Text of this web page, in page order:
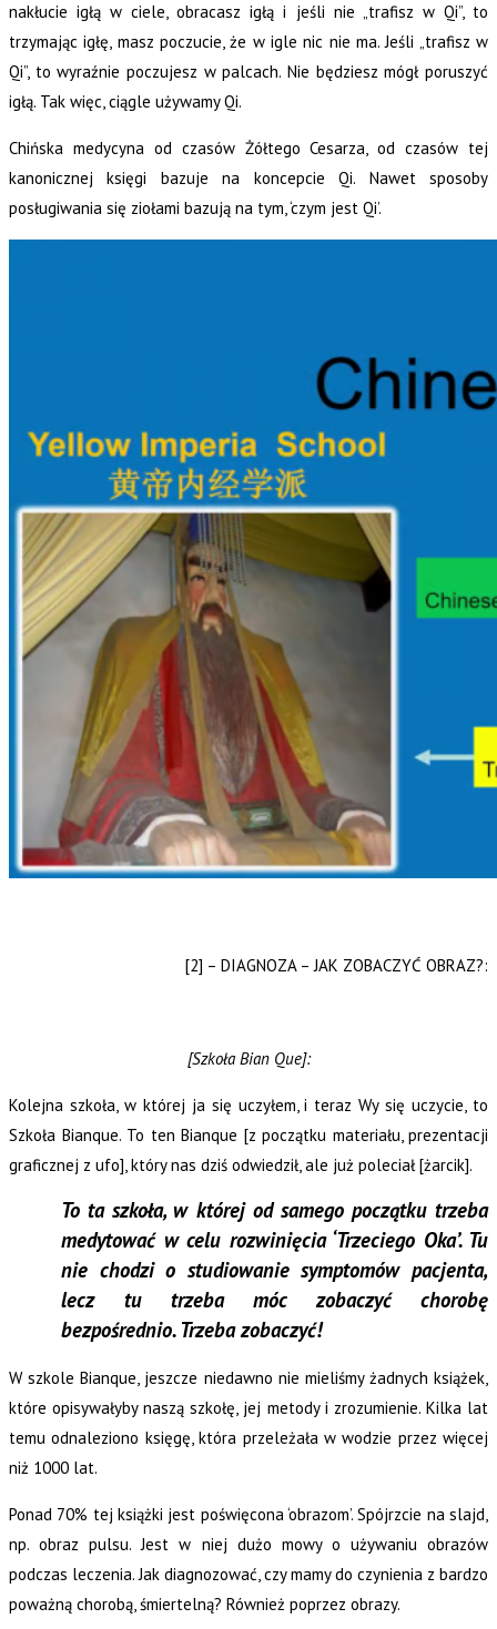
nakłucie igłą w ciele, obracasz igłą i jeśli nie „trafisz w Qi”, to
trzymając igłę, masz poczucie, że w igle nic nie ma. Jeśli „trafisz w
Qi”, to wyraźnie poczujesz w palcach. Nie będziesz mógł poruszyć
igłą. Tak więc, ciągle używamy Qi.
Chińska medycyna od czasów Żółtego Cesarza, od czasów tej
kanonicznej księgi bazuje na koncepcie Qi. Nawet sposoby
posługiwania się ziołami bazują na tym, ‘czym jest Qi’.
[2] – DIAGNOZA – JAK ZOBACZYĆ OBRAZ?:
[Szkoła Bian Que]:
Kolejna szkoła, w której ja się uczyłem, i teraz Wy się uczycie, to
Szkoła Bianque. To ten Bianque [z początku materiału, prezentacji
graficznej z ufo], który nas dziś odwiedził, ale już poleciał [żarcik].
To ta szkoła, w której od samego początku trzeba
medytować w celu rozwinięcia ‘Trzeciego Oka’. Tu
nie chodzi o studiowanie symptomów pacjenta,
lecz tu trzeba móc zobaczyć chorobę
bezpośrednio. Trzeba zobaczyć!
W szkole Bianque, jeszcze niedawno nie mieliśmy żadnych książek,
które opisywałyby naszą szkołę, jej metody i zrozumienie. Kilka lat
temu odnaleziono księgę, która przeleżała w wodzie przez więcej
niż 1000 lat.
Ponad 70% tej książki jest poświęcona ‘obrazom’. Spójrzcie na slajd,
np. obraz pulsu. Jest w niej dużo mowy o używaniu obrazów
podczas leczenia. Jak diagnozować, czy mamy do czynienia z bardzo
poważną chorobą, śmiertelną? Również poprzez obrazy.